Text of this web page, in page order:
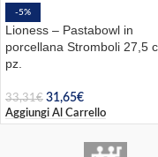
-5%
Lioness – Pastabowl in
porcellana Stromboli 27,5
pz.
33,31€ 31,65€
Aggiungi Al Carrello